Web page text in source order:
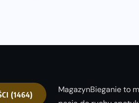
(1464)
MagazynBieganie to